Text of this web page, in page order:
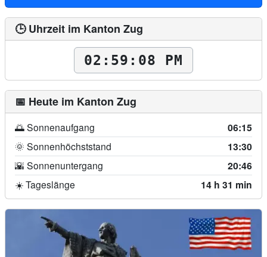
🕒 Uhrzeit im Kanton Zug
02:59:09 PM
📅 Heute im Kanton Zug
🌅 Sonnenaufgang 06:15
🌞 Sonnenhöchststand 13:30
🌇 Sonnenuntergang 20:46
☀️ Tageslänge 14 h 31 min